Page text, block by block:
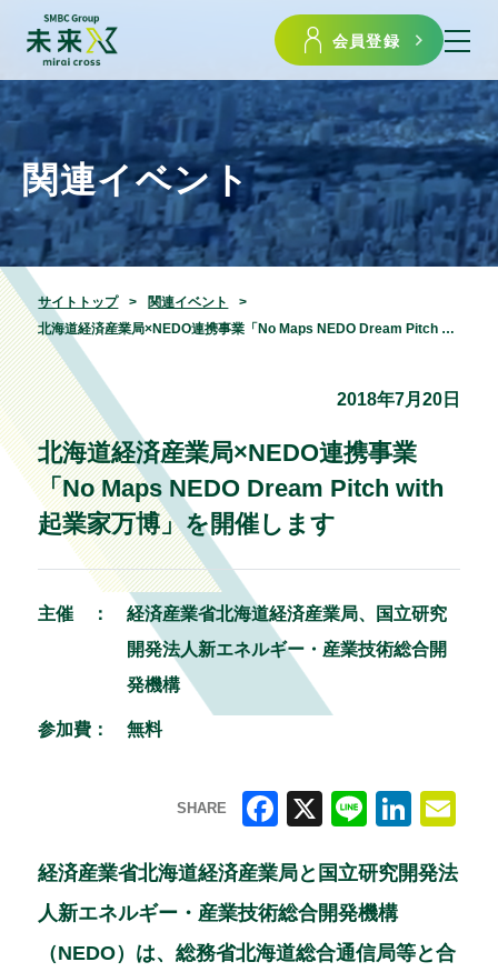
会員登録
関連イベント
サイトトップ
関連イベント
北海道経済産業局×NEDO連携事業「No Maps NEDO Dream Pitch with 起業家万博」を開催します
2018年7月20日
北海道経済産業局×NEDO連携事業
「No Maps NEDO Dream Pitch with
起業家万博」を開催します
主催 ：
経済産業省北海道経済産業局、国立研究
開発法人新エネルギー・産業技術総合開
発機構
参加費： 無料
SHARE
a
c
e
n
e
n
k
e
m
l
経済産業省北海道経済産業局と国立研究開発法
人新エネルギー・産業技術総合開発機構
（NEDO）は、総務省北海道総合通信局等と合